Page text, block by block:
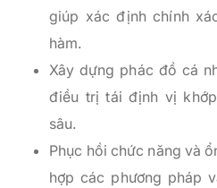
giúp xác định chính
hàm.
Xây dựng phác đồ cá
điều trị tái định vị
sâu.
Phục hồi chức năng và
hợp các phương pháp